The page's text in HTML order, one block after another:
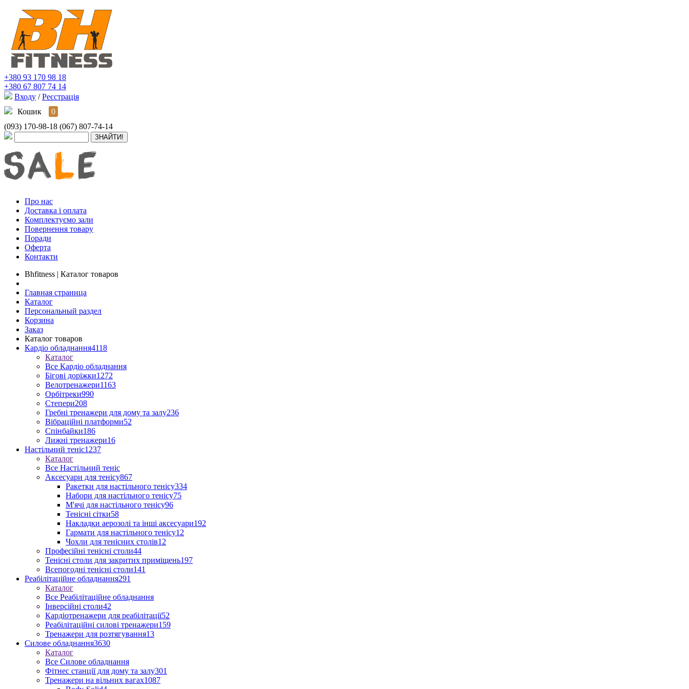
+380 93 170 98 18
+380 67 807 74 14
Входу / Реєстрація
Кошик
0
(093) 170-98-18 (067) 807-74-14
Про нас
Доставка і оплата
Комплектуємо зали
Повернення товару
Поради
Оферта
Контакти
Bhfitness | Каталог товаров
Главная страница
Каталог
Персональный раздел
Корзина
Заказ
Каталог товаров
Кардіо обладнання4118
Каталог
Все Кардіо обладнання
Бігові доріжки1272
Велотренажери1163
Орбітреки990
Степери208
Гребні тренажери для дому та залу236
Вібраційні платформи52
Спінбайки186
Лижні тренажери16
Настільний теніс1237
Каталог
Все Настільний теніс
Аксесуари для тенісу867
Ракетки для настільного тенісу334
Набори для настільного тенісу75
М'ячі для настільного тенісу96
Тенісні сітки58
Накладки аерозолі та інші аксесуари192
Гармати для настільного тенісу12
Чохли для тенісних столів12
Професійні тенісні столи44
Тенісні столи для закритих приміщень197
Всепогодні тенісні столи141
Реабілітаційне обладнання291
Каталог
Все Реабілітаційне обладнання
Інверсійні столи42
Кардіотренажери для реабілітації52
Реабілітаційні силові тренажери159
Тренажери для розтягування13
Силове обладнання3630
Каталог
Все Силове обладнання
Фітнес станції для дому та залу301
Тренажери на вільних вагах1087